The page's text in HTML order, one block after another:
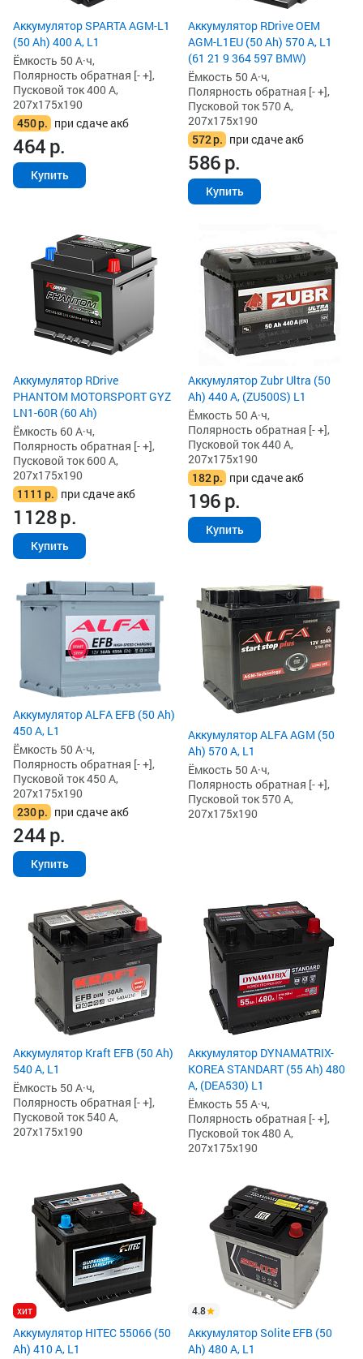
Аккумулятор SPARTA AGM-L1
(50 Ah) 400 А, L1
Ёмкость 50 А·ч,
Полярность обратная [- +],
Пусковой ток 400 А,
207x175x190
450р. при сдаче акб
464р.
Купить
Аккумулятор RDrive OEM
AGM-L1EU (50 Ah) 570 А, L1
(61 21 9 364 597 BMW)
Ёмкость 50 А·ч,
Полярность обратная [- +],
Пусковой ток 570 А,
207x175x190
572р. при сдаче акб
586р.
Купить
Аккумулятор RDrive
PHANTOM MOTORSPORT GYZ
LN1-60R (60 Ah)
Ёмкость 60 А·ч,
Полярность обратная [- +],
Пусковой ток 600 А,
207x175x190
1111 р. при сдаче акб
1128р.
Купить
Аккумулятор Zubr Ultra (50
Ah) 440 А, (ZU500S) L1
Ёмкость 50 А·ч,
Полярность обратная [- +],
Пусковой ток 440 А,
207x175x190
182р. при сдаче акб
196р.
Купить
Аккумулятор ALFA EFB (50 Ah)
450 А, L1
Ёмкость 50 А·ч,
Полярность обратная [- +],
Пусковой ток 450 А,
207x175x190
230р. при сдаче акб
244р.
Купить
Аккумулятор ALFA AGM (50
Ah) 570 А, L1
Ёмкость 50 А·ч,
Полярность обратная [- +],
Пусковой ток 570 А,
207x175x190
Аккумулятор Kraft EFB (50 Ah)
540 А, L1
Ёмкость 50 А·ч,
Полярность обратная [- +],
Пусковой ток 540 А,
207x175x190
Аккумулятор DYNAMATRIX-
KOREA STANDART (55 Ah) 480
А, (DEA530) L1
Ёмкость 55 А·ч,
Полярность обратная [- +],
Пусковой ток 480 А,
207x175x190
хит
Аккумулятор HITEC 55066 (50
Ah) 410 А, L1
4.8
Аккумулятор Solite EFB (50
Ah) 480 А, L1